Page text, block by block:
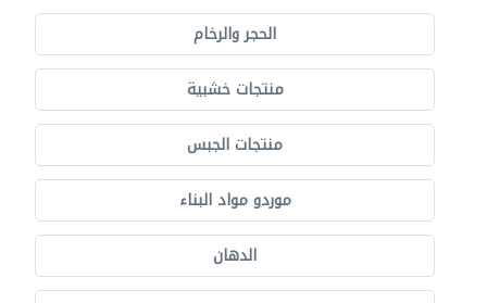
الحجر والرخام
منتجات خشبية
منتجات الجبس
موردو مواد البناء
الدهان